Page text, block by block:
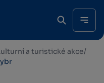
a turistické akce/